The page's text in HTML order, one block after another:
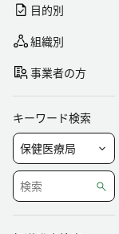
目的別
組織別
事業者の方
キーワード検索